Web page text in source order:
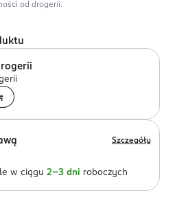
od drogerii.
Szczegóły
w ciągu 2-3 dni roboczych